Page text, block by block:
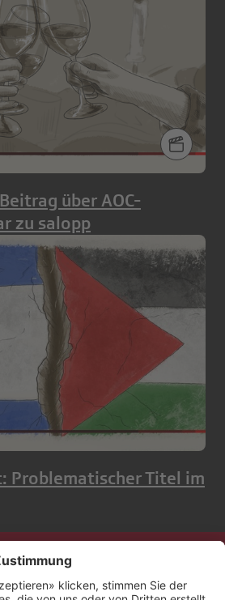
über AOC-
zu salopp
Problematischer Titel im